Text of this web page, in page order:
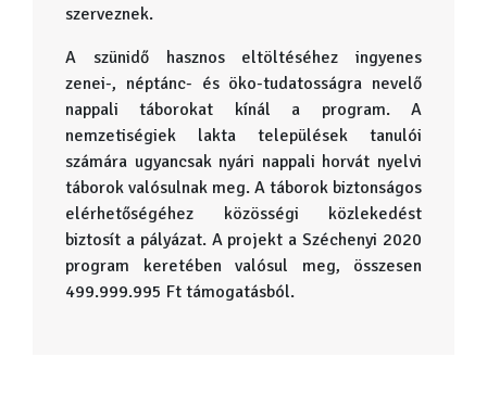
szerveznek.
A szünidő hasznos eltöltéséhez ingyenes
zenei-, néptánc- és öko-tudatosságra nevelő
nappali táborokat kínál a program. A
nemzetiségiek lakta települések tanulói
számára ugyancsak nyári nappali horvát nyelvi
táborok valósulnak meg. A táborok biztonságos
elérhetőségéhez közösségi közlekedést
biztosít a pályázat. A projekt a Széchenyi 2020
program keretében valósul meg, összesen
499.999.995 Ft támogatásból.